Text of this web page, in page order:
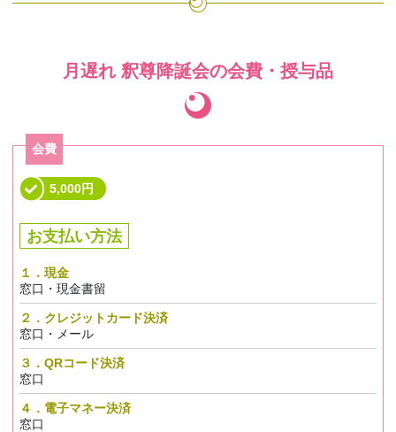
月遅れ 釈尊降誕会の会費・授与品
会費
5,000円
お支払い方法
１．現金
窓口・現金書留
２．クレジットカード決済
窓口・メール
３．QRコード決済
窓口
４．電子マネー決済
窓口